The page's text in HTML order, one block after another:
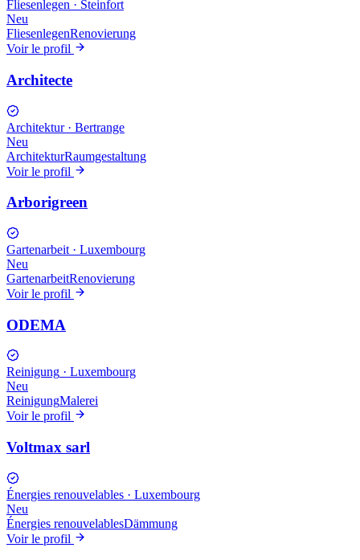
Fliesenlegen · Steinfort
Neu
FliesenlegenRenovierung
Voir le profil
Architecte
Architektur · Bertrange
Neu
ArchitekturRaumgestaltung
Voir le profil
Arborigreen
Gartenarbeit · Luxembourg
Neu
GartenarbeitRenovierung
Voir le profil
ODEMA
Reinigung · Luxembourg
Neu
ReinigungMalerei
Voir le profil
Voltmax sarl
Énergies renouvelables · Luxembourg
Neu
Énergies renouvelablesDämmung
Voir le profil